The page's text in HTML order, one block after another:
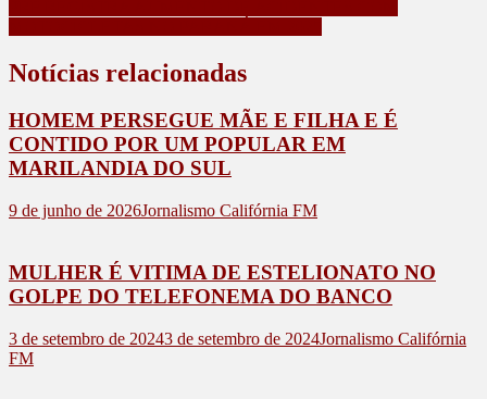
Notícias relacionadas
HOMEM PERSEGUE MÃE E FILHA E É
CONTIDO POR UM POPULAR EM
MARILANDIA DO SUL
9 de junho de 2026Jornalismo Califórnia FM
MULHER É VITIMA DE ESTELIONATO NO
GOLPE DO TELEFONEMA DO BANCO
3 de setembro de 20243 de setembro de 2024Jornalismo Califórnia
FM